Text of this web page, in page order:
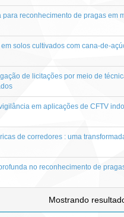
reconhecimento de pragas em
solos cultivados com cana-de-
de licitações por meio de
em aplicações de CFTV
de corredores : uma
no reconhecimento de
Mostrando